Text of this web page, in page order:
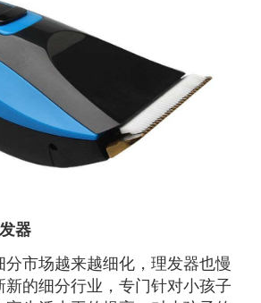
器
分市场越来越细化，理发器也慢
新的细分行业，专门针对小孩子